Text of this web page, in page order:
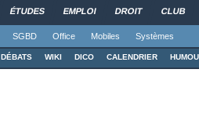
ÉTUDES EMPLOI DROIT CLUB
SGBD Office Mobiles Systèmes
DÉBATS WIKI DICO CALENDRIER